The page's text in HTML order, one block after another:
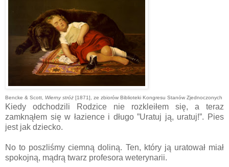
Bencke & Scott, Wierny stróż [1871], ze zbiorów Biblioteki Kongresu Stanów Zjednoczonych
Kiedy odchodzili Rodzice nie rozkleiłem się, a teraz
zamknąłem się w łazience i długo ”Uratuj ją, uratuj!”. Pies
jest jak dziecko.
No to poszliśmy ciemną doliną. Ten, który ją uratował miał
spokojną, mądrą twarz profesora weterynarii.